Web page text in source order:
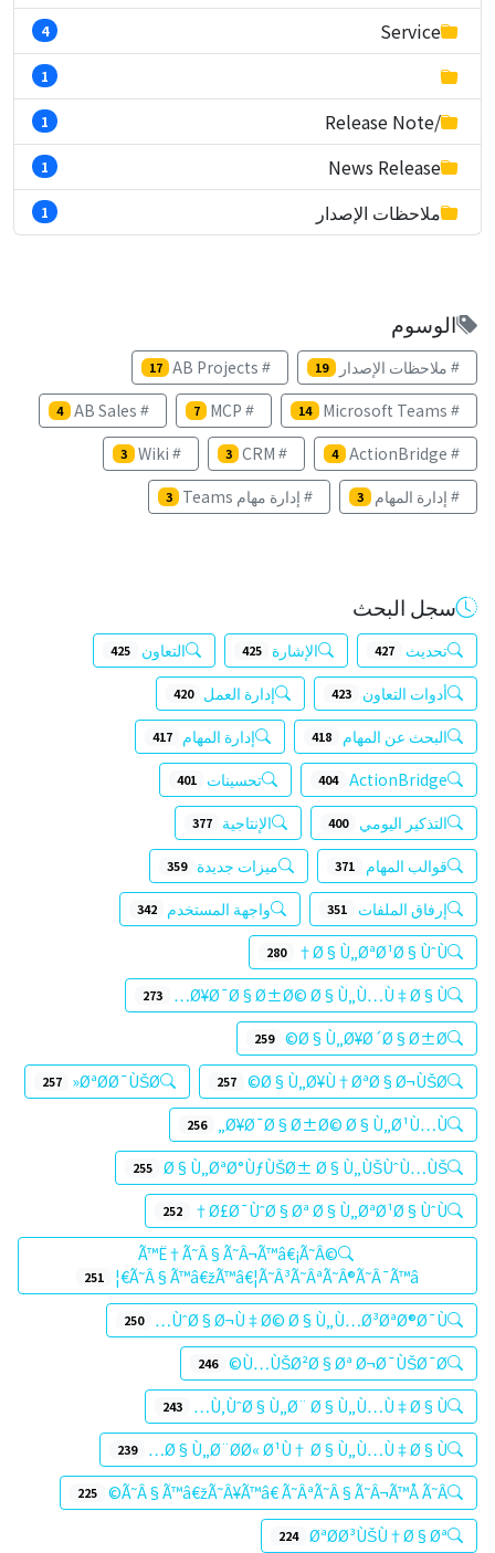
Service
4
1
/Release Note
1
News Release
1
ملاحظات الإصدار 1
الوسوم
ملاحظات الإصدار 19
AB Projects
17
Microsoft Teams
14
MCP
7
AB Sales
4
ActionBridge
4
CRM
3
Wiki
3
إدارة المهام 3 إدارة مهام Teams 3
سجل البحث
تحديث 427 الإشارة 425 التعاون 425
أدوات التعاون 423 إدارة العمل 420
البحث عن المهام 418 إدارة المهام 417
ActionBridge
404 تحسينات 401
التذكير اليومي 400 الإنتاجية 377
قوالب المهام 371 ميزات جديدة 359
إرفاق الملفات 351 واجهة المستخدم 342
Ø§Ù„ØªØ¹Ø§ÙˆÙ†
280
Ø¥Ø¯Ø§Ø±Ø© Ø§Ù„Ù…Ù‡Ø§Ù…
273
Ø§Ù„Ø¥Ø´Ø§Ø±Ø©
259
Ø§Ù„Ø¥Ù†ØªØ§Ø¬ÙŠØ©
257
ØªØ­Ø¯ÙŠØ«
257
Ø¥Ø¯Ø§Ø±Ø© Ø§Ù„Ø¹Ù…Ù„
256
Ø§Ù„ØªØ°ÙƒÙŠØ± Ø§Ù„ÙŠÙˆÙ…ÙŠ
255
Ø£Ø¯ÙˆØ§Øª Ø§Ù„ØªØ¹Ø§ÙˆÙ†
252
Ã™Ë†Ã˜Â§Ã˜Â¬Ã™â€¡Ã˜Â©
Ã˜Â§Ã™â€žÃ™â€¦Ã˜Â³Ã˜ÂªÃ˜Â®Ã˜Â¯Ã™â€¦
251
ÙˆØ§Ø¬Ù‡Ø© Ø§Ù„Ù…Ø³ØªØ®Ø¯Ù…
250
Ù…ÙŠØ²Ø§Øª Ø¬Ø¯ÙŠØ¯Ø©
246
Ù‚ÙˆØ§Ù„Ø¨ Ø§Ù„Ù…Ù‡Ø§Ù…
243
Ø§Ù„Ø¨Ø­Ø« Ø¹Ù† Ø§Ù„Ù…Ù‡Ø§Ù…
239
Ã˜Â§Ã™â€žÃ˜Â¥Ã™â€ Ã˜ÂªÃ˜Â§Ã˜Â¬Ã™Å Ã˜Â©
225
ØªØ­Ø³ÙŠÙ†Ø§Øª
224